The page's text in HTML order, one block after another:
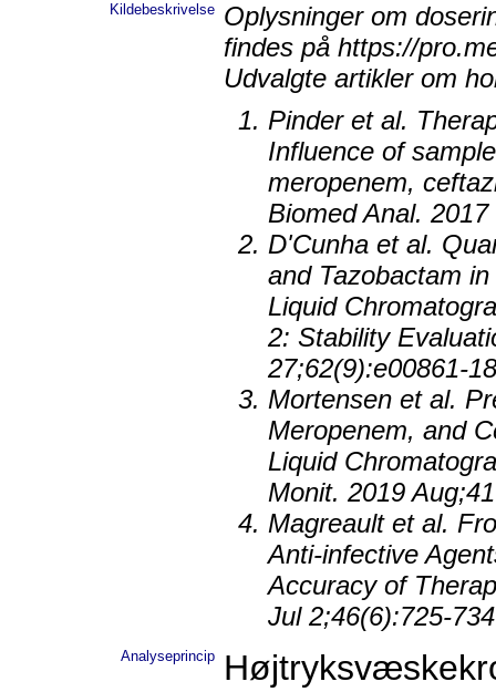
Kildebeskrivelse Oplysninger om
findes på https://
Udvalgte artikler om
Pinder et al.
Influence of
meropenem,
Biomed Anal.
D'Cunha et al.
and Tazobactam
Liquid
2: Stability
27;62(9):e00861-
Mortensen et al.
Meropenem, and
Liquid
Monit. 2019
Magreault et al.
Anti-infective
Accuracy of
Jul 2;46(6):725-
Analyseprincip